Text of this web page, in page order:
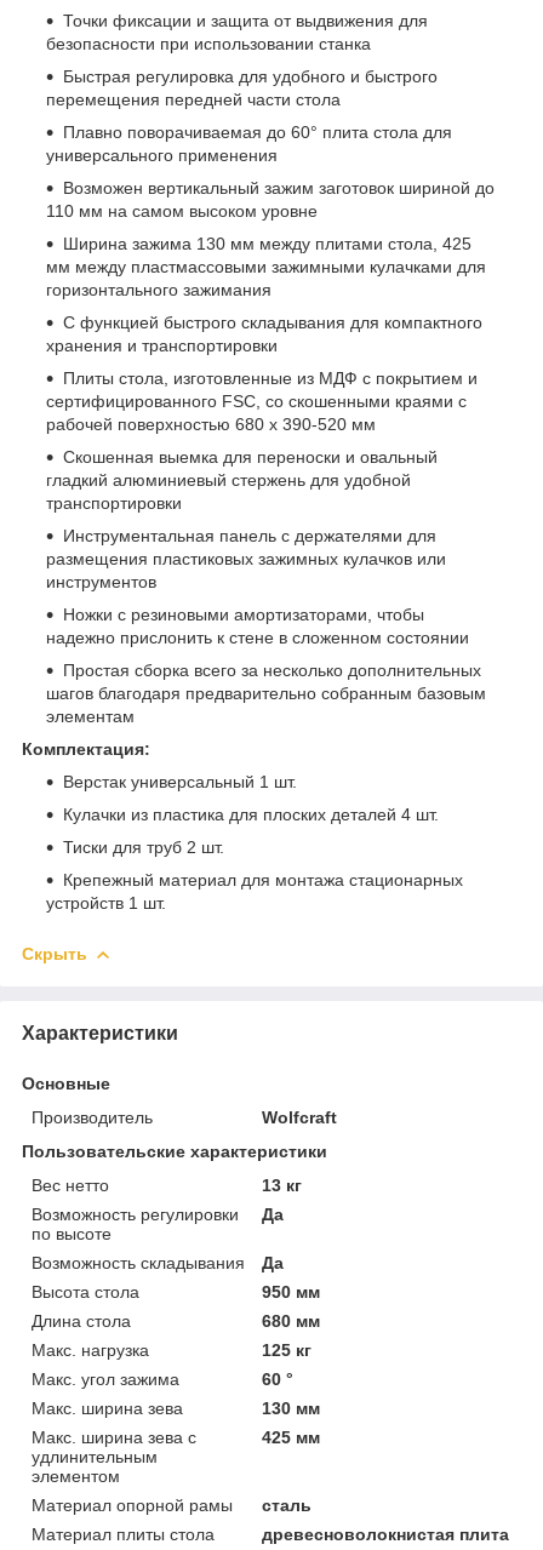
Точки фиксации и защита от выдвижения для
безопасности при использовании станка
Быстрая регулировка для удобного и быстрого
перемещения передней части стола
Плавно поворачиваемая до 60° плита стола для
универсального применения
Возможен вертикальный зажим заготовок шириной до
110 мм на самом высоком уровне
Ширина зажима 130 мм между плитами стола, 425
мм между пластмассовыми зажимными кулачками для
горизонтального зажимания
С функцией быстрого складывания для компактного
хранения и транспортировки
Плиты стола, изготовленные из МДФ с покрытием и
сертифицированного FSC, со скошенными краями с
рабочей поверхностью 680 x 390-520 мм
Скошенная выемка для переноски и овальный
гладкий алюминиевый стержень для удобной
транспортировки
Инструментальная панель с держателями для
размещения пластиковых зажимных кулачков или
инструментов
Ножки с резиновыми амортизаторами, чтобы
надежно прислонить к стене в сложенном состоянии
Простая сборка всего за несколько дополнительных
шагов благодаря предварительно собранным базовым
элементам
Комплектация:
Верстак универсальный 1 шт.
Кулачки из пластика для плоских деталей 4 шт.
Тиски для труб 2 шт.
Крепежный материал для монтажа стационарных
устройств 1 шт.
Скрыть
Характеристики
Основные
Производитель
Wolfcraft
Пользовательские характеристики
Вес нетто
13 кг
Возможность регулировки
по высоте
Да
Возможность складывания
Да
Высота стола
950 мм
Длина стола
680 мм
Макс. нагрузка
125 кг
Макс. угол зажима
60 °
Макс. ширина зева
130 мм
Макс. ширина зева с
удлинительным
элементом
425 мм
Материал опорной рамы
сталь
Материал плиты стола
древесноволокнистая плита